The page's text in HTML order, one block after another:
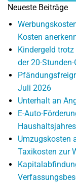
Neueste Beiträge
Kosten
Kindergeld
der 20-
Juli 2026
Unterhalt an
E-Auto-
Umzugskosten
Taxikosten zur